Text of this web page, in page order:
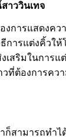
าววินเทจ
การแสดงคว
การแต่งคิ้วใ
เสริมในการแ
วที่ต้องการคว
ก็สามารถทำไ